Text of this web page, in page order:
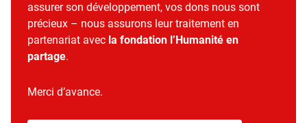
assurer son développement, vos dons nous sont
précieux – nous assurons leur traitement en
partenariat avec la fondation l’Humanité en
partage.
Merci d’avance.